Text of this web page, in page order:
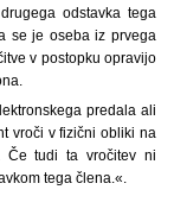
odstavka tega
se je oseba iz prvega
v postopku opravijo
predala ali
vroči v fizični obliki na
Če tudi ta vročitev ni
tega člena.«.